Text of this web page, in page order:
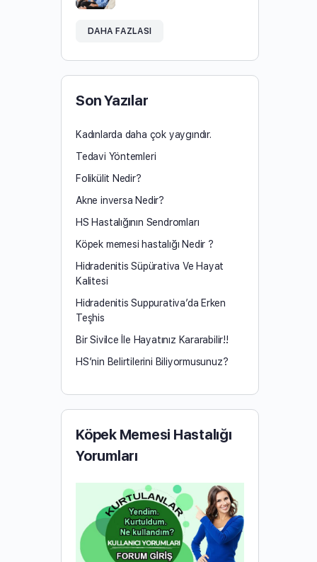
DAHA FAZLASI
Son Yazılar
Kadınlarda daha çok yaygındır.
Tedavi Yöntemleri
Folikülit Nedir?
Akne inversa Nedir?
HS Hastalığının Sendromları
Köpek memesi hastalığı Nedir ?
Hidradenitis Süpürativa Ve Hayat
Kalitesi
Hidradenitis Suppurativa’da Erken
Teşhis
Bir Sivilce İle Hayatınız Kararabilir!!
HS’nin Belirtilerini Biliyormusunuz?
Köpek Memesi Hastalığı
Yorumları